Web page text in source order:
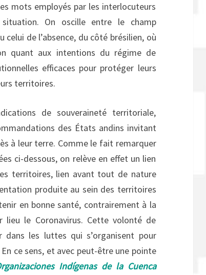
mots employés par les interlocuteurs
On oscille entre le champ
de l’absence, du côté brésilien, où
quant aux intentions du régime de
efficaces pour protéger leurs
territoires.
de souveraineté territoriale,
des États andins invitant
à leur terre. Comme le fait remarquer
ci-dessous, on relève en effet un lien
territoires, lien avant tout de nature
produite au sein des territoires
en bonne santé, contrairement à la
le Coronavirus. Cette volonté de
les luttes qui s’organisent pour
ce sens, et avec peut-être une pointe
Indígenas de la Cuenca